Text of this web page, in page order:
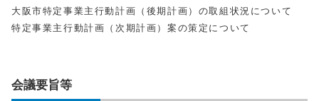
大阪市特定事業主行動計画（後期計画）の取組状況について
特定事業主行動計画（次期計画）案の策定について
会議要旨等